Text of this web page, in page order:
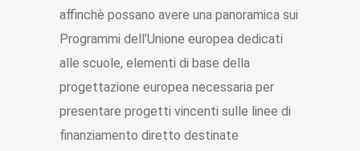
affinchè possano avere una panoramica sui
Programmi dell’Unione europea dedicati
alle scuole, elementi di base della
progettazione europea necessaria per
presentare progetti vincenti sulle linee di
finanziamento diretto destinate